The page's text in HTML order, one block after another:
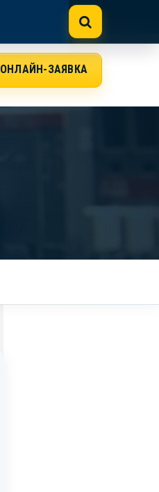
ОНЛАЙН-ЗАЯВКА